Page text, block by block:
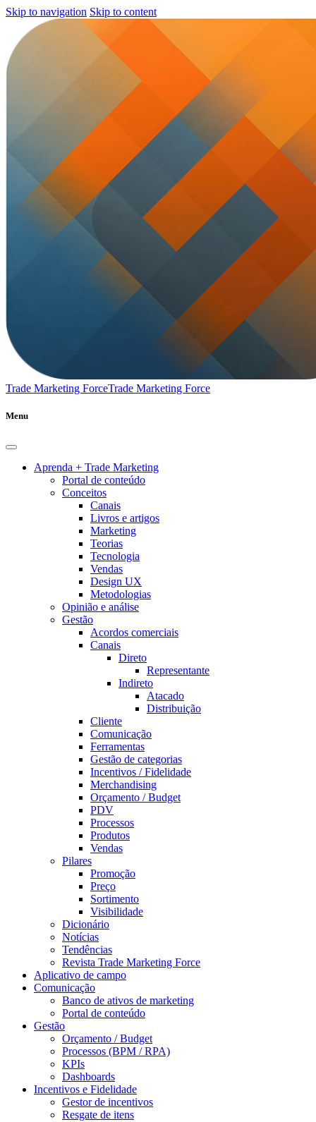
Skip to navigation Skip to content
Trade Marketing ForceTrade Marketing Force
Menu
Aprenda + Trade Marketing
Portal de conteúdo
Conceitos
Canais
Livros e artigos
Marketing
Teorias
Tecnologia
Vendas
Design UX
Metodologias
Opinião e análise
Gestão
Acordos comerciais
Canais
Direto
Representante
Indireto
Atacado
Distribuição
Cliente
Comunicação
Ferramentas
Gestão de categorias
Incentivos / Fidelidade
Merchandising
Orçamento / Budget
PDV
Processos
Produtos
Vendas
Pilares
Promoção
Preço
Sortimento
Visibilidade
Dicionário
Notícias
Tendências
Revista Trade Marketing Force
Aplicativo de campo
Comunicação
Banco de ativos de marketing
Portal de conteúdo
Gestão
Orçamento / Budget
Processos (BPM / RPA)
KPIs
Dashboards
Incentivos e Fidelidade
Gestor de incentivos
Resgate de itens